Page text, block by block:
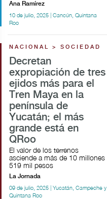
Ana Ramírez
10 de julio, 2025 | Cancún, Quintana
Roo
NACIONAL > SOCIEDAD
Decretan
expropiación de tres
ejidos más para el
Tren Maya en la
península de
Yucatán; el más
grande está en
QRoo
El valor de los terrenos
asciende a más de 10 millones
519 mil pesos
La Jornada
09 de julio, 2025 | Yucatán, Campeche y
Quintana Roo